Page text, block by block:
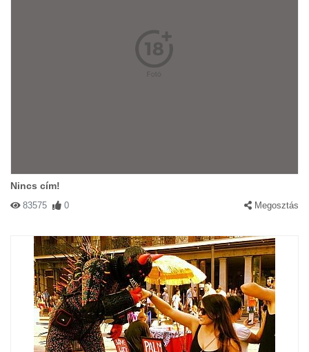
Nincs cím!
83575 0 Megosztás